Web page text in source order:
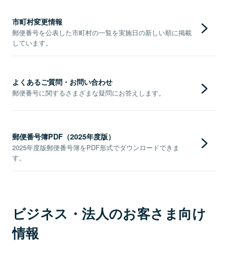
市町村変更情報
郵便番号を公表した市町村の一覧を実施日の新しい順に掲載
しています。
よくあるご質問・お問い合わせ
郵便番号に関するさまざまな疑問にお答えします。
郵便番号簿PDF（2025年度版）
2025年度版郵便番号簿をPDF形式でダウンロードできま
す。
ビジネス・法人のお客さま向け
情報